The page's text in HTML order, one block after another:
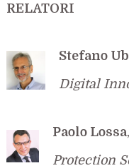
RELATORI
Stefano
Digital
Paolo Lossa,
Protection